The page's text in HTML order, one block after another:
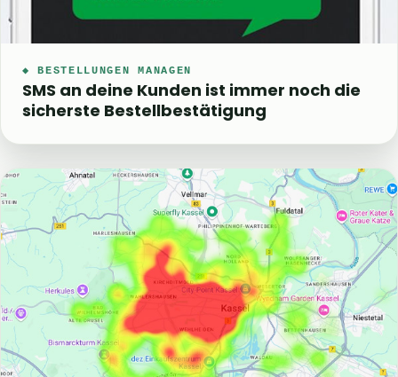
◆ BESTELLUNGEN MANAGEN
SMS an deine Kunden ist immer noch die
sicherste Bestellbestätigung